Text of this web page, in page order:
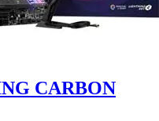
CARBON